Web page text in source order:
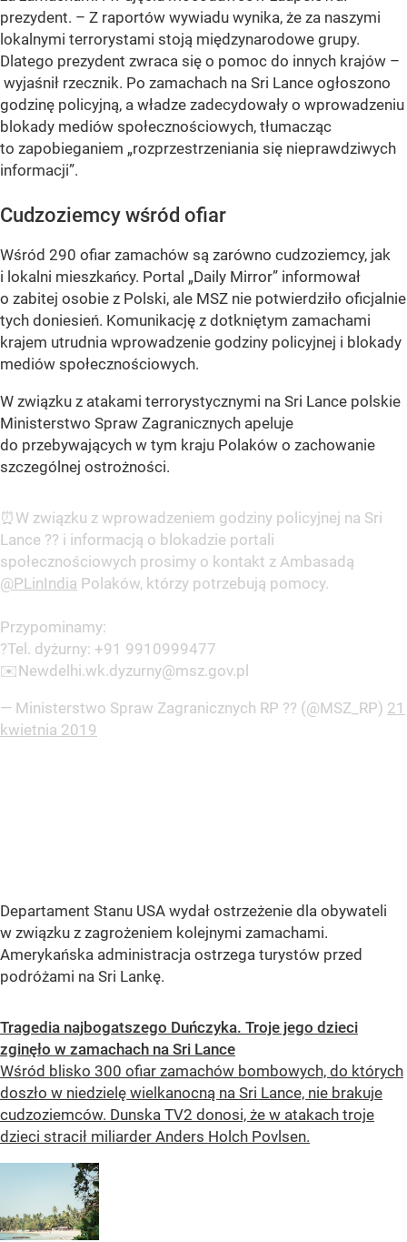
prezydent. – Z raportów wywiadu wynika, że za naszymi
lokalnymi terrorystami stoją międzynarodowe grupy.
Dlatego prezydent zwraca się o pomoc do innych krajów –
wyjaśnił rzecznik. Po zamachach na Sri Lance ogłoszono
godzinę policyjną, a władze zadecydowały o wprowadzeniu
blokady mediów społecznościowych, tłumacząc
to zapobieganiem „rozprzestrzeniania się nieprawdziwych
informacji”.
Cudzoziemcy wśród ofiar
Wśród 290 ofiar zamachów są zarówno cudzoziemcy, jak
i lokalni mieszkańcy. Portal „Daily Mirror” informował
o zabitej osobie z Polski, ale MSZ nie potwierdziło oficjalnie
tych doniesień. Komunikację z dotkniętym zamachami
krajem utrudnia wprowadzenie godziny policyjnej i blokady
mediów społecznościowych.
W związku z atakami terrorystycznymi na Sri Lance polskie
Ministerstwo Spraw Zagranicznych apeluje
do przebywających w tym kraju Polaków o zachowanie
szczególnej ostrożności.
⏰W związku z wprowadzeniem godziny policyjnej na Sri
Lance ?? i informacją o blokadzie portali
społecznościowych prosimy o kontakt z Ambasadą
@PLinIndia Polaków, którzy potrzebują pomocy.
Przypominamy:
?Tel. dyżurny: +91 9910999477
✉️Newdelhi.wk.dyzurny@msz.gov.pl
— Ministerstwo Spraw Zagranicznych RP ?? (@MSZ_RP) 21
kwietnia 2019
Departament Stanu USA wydał ostrzeżenie dla obywateli
w związku z zagrożeniem kolejnymi zamachami.
Amerykańska administracja ostrzega turystów przed
podróżami na Sri Lankę.
Tragedia najbogatszego Duńczyka. Troje jego dzieci
zginęło w zamachach na Sri Lance
Wśród blisko 300 ofiar zamachów bombowych, do których
doszło w niedzielę wielkanocną na Sri Lance, nie brakuje
cudzoziemców. Dunska TV2 donosi, że w atakach troje
dzieci stracił miliarder Anders Holch Povlsen.